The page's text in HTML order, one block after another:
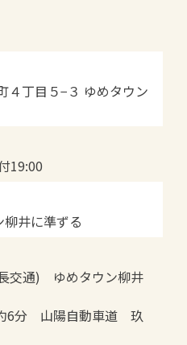
丁目５−３ ゆめタウン
19:00
井に準ずる
交通) ゆめタウン柳井
6分 山陽自動車道 玖